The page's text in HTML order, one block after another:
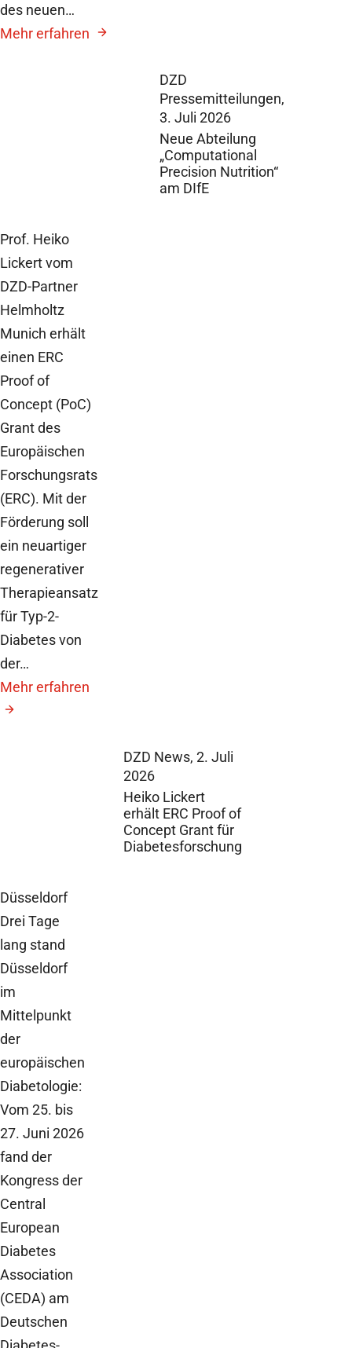
DZD
Pressemitteilungen,
3. Juli 2026
Neue Abteilung
„Computational
Precision Nutrition“
am DIfE
des neuen…
Mehr erfahren
DZD News, 2. Juli
2026
Heiko Lickert
erhält ERC Proof of
Concept Grant für
Diabetesforschung
Prof. Heiko
Lickert vom
DZD-Partner
Helmholtz
Munich erhält
einen ERC
Proof of
Concept (PoC)
Grant des
Europäischen
Forschungsrats
(ERC). Mit der
Förderung soll
ein neuartiger
regenerativer
Therapieansatz
für Typ-2-
Diabetes von
der…
Mehr erfahren
Düsseldorf
Drei Tage
lang stand
Düsseldorf
im
Mittelpunkt
der
europäischen
Diabetologie:
Vom 25. bis
27. Juni 2026
fand der
Kongress der
Central
European
Diabetes
Association
(CEDA) am
Deutschen